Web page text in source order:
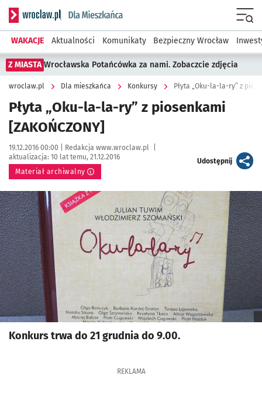
Serwis informacyjny wroclaw.pl podserwis: Dla mieszkańca
WAKACJE Aktualności Komunikaty Bezpieczny Wrocław
Z MIASTA Wrocławska Potańcówka za nami. Zobaczcie zdjęcia
wroclaw.pl Dla mieszkańca Konkursy Płyta „Oku-la-la-ry” z
Płyta „Oku-la-la-ry” z piosenkami
[ZAKOŃCZONY]
Data publikacji:
19.12.2016 00:00 | Autor:
Redakcja www.wroclaw.pl
aktualizacja: 10 lat temu, 21.12.2016
Materiał archiwalny
Udostępnijartykuł
Kliknij, aby powiększyć
Konkurs trwa do 21 grudnia do 9.00.
REKLAMA